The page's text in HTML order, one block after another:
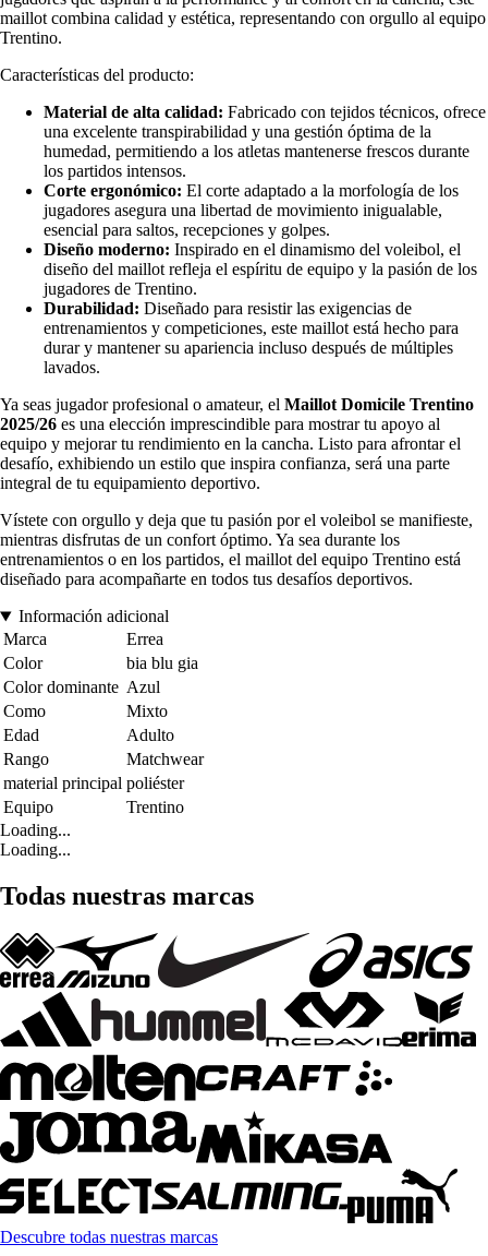
maillot combina calidad y estética, representando con orgullo al equipo
Trentino.
Características del producto:
Material de alta calidad: Fabricado con tejidos técnicos, ofrece
una excelente transpirabilidad y una gestión óptima de la
humedad, permitiendo a los atletas mantenerse frescos durante
los partidos intensos.
Corte ergonómico: El corte adaptado a la morfología de los
jugadores asegura una libertad de movimiento inigualable,
esencial para saltos, recepciones y golpes.
Diseño moderno: Inspirado en el dinamismo del voleibol, el
diseño del maillot refleja el espíritu de equipo y la pasión de los
jugadores de Trentino.
Durabilidad: Diseñado para resistir las exigencias de
entrenamientos y competiciones, este maillot está hecho para
durar y mantener su apariencia incluso después de múltiples
lavados.
Ya seas jugador profesional o amateur, el Maillot Domicile Trentino
2025/26 es una elección imprescindible para mostrar tu apoyo al
equipo y mejorar tu rendimiento en la cancha. Listo para afrontar el
desafío, exhibiendo un estilo que inspira confianza, será una parte
integral de tu equipamiento deportivo.
Vístete con orgullo y deja que tu pasión por el voleibol se manifieste,
mientras disfrutas de un confort óptimo. Ya sea durante los
entrenamientos o en los partidos, el maillot del equipo Trentino está
diseñado para acompañarte en todos tus desafíos deportivos.
Información adicional
Marca
Errea
Color
bia blu gia
Color dominante Azul
Como
Mixto
Edad
Adulto
Rango
Matchwear
material principal poliéster
Equipo
Trentino
Loading...
Loading...
Todas nuestras marcas
Descubre todas nuestras marcas